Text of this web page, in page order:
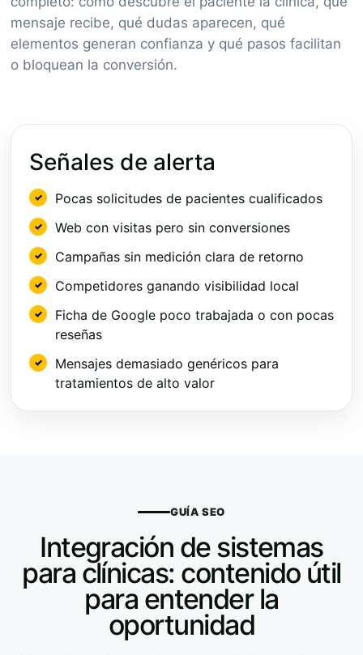
mensaje recibe, qué dudas aparecen, qué
elementos generan confianza y qué pasos facilitan
o bloquean la conversión.
Señales de alerta
Pocas solicitudes de pacientes cualificados
Web con visitas pero sin conversiones
Campañas sin medición clara de retorno
Competidores ganando visibilidad local
Ficha de Google poco trabajada o con pocas
reseñas
Mensajes demasiado genéricos para
tratamientos de alto valor
GUÍA SEO
Integración de sistemas
para clínicas: contenido útil
para entender la
oportunidad